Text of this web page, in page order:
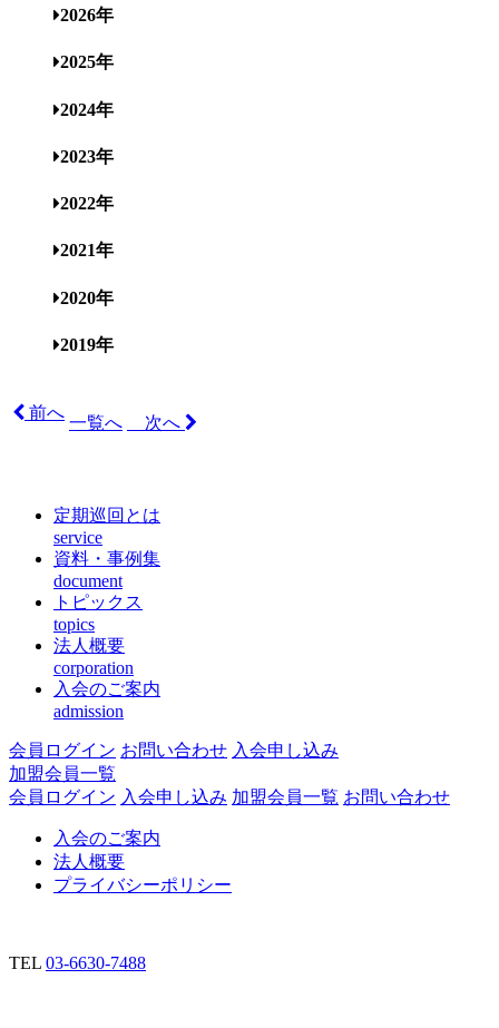
2026年
2025年
2024年
2023年
2022年
2021年
2020年
2019年
前へ
一覧へ 次へ
定期巡回とは
service
資料・事例集
document
トピックス
topics
法人概要
corporation
入会のご案内
admission
会員ログイン お問い合わせ 入会申し込み
加盟会員一覧
会員ログイン 入会申し込み 加盟会員一覧 お問い合わせ
入会のご案内
法人概要
プライバシーポリシー
TEL 03-6630-7488